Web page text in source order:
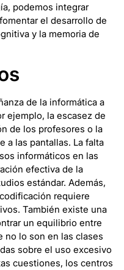
podemos integrar
el desarrollo de
y la memoria de
de la informática a
ejemplo, la escasez de
de los profesores o la
a las pantallas. La falta
informáticos en las
efectiva de la
estándar. Además,
requiere
También existe una
un equilibrio entre
no lo son en las clases
sobre el uso excesivo
cuestiones, los centros